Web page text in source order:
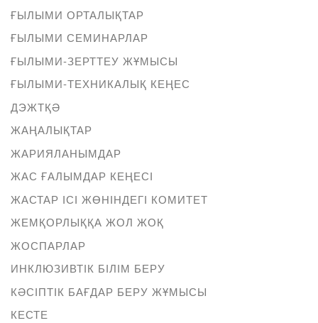
ҒЫЛЫМИ ОРТАЛЫҚТАР
ҒЫЛЫМИ СЕМИНАРЛАР
ҒЫЛЫМИ-ЗЕРТТЕУ ЖҰМЫСЫ
ҒЫЛЫМИ-ТЕХНИКАЛЫҚ КЕҢЕС
ДЭЖТҚӘ
ЖАҢАЛЫҚТАР
ЖАРИЯЛАНЫМДАР
ЖАС ҒАЛЫМДАР КЕҢЕСІ
ЖАСТАР ІСІ ЖӨНІНДЕГІ КОМИТЕТ
ЖЕМҚОРЛЫҚҚА ЖОЛ ЖОҚ
ЖОСПАРЛАР
ИНКЛЮЗИВТІК БІЛІМ БЕРУ
КӘСІПТІК БАҒДАР БЕРУ ЖҰМЫСЫ
КЕСТЕ